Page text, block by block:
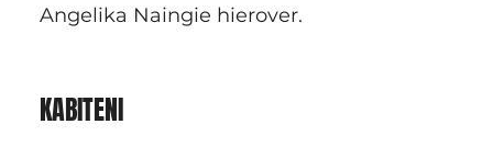
Angelika Naingie hierover.
KABITENI